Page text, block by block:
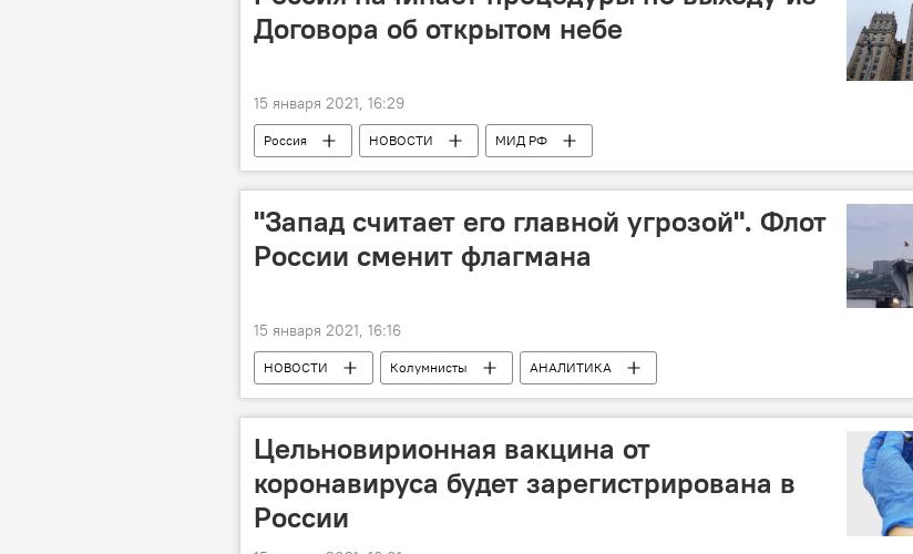
Договора об открытом небе
15 января 2021, 16:29
Россия НОВОСТИ МИД РФ
"Запад считает его главной угрозой". Флот
России сменит флагмана
15 января 2021, 16:16
НОВОСТИ Колумнисты АНАЛИТИКА
Цельновирионная вакцина от
коронавируса будет зарегистрирована в
России